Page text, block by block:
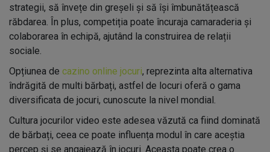
strategii, să învețe din greșeli și să își îmbunătățească
răbdarea. În plus, competiția poate încuraja camaraderia și
colaborarea în echipă, ajutând la construirea de relații
sociale.
Opțiunea de cazino online jocuri, reprezinta alta alternativa
îndrăgită de multi bărbați, astfel de locuri oferă o gama
diversificata de jocuri, cunoscute la nivel mondial.
Cultura jocurilor video este adesea văzută ca fiind dominată
de bărbați, ceea ce poate influența modul în care aceștia
percep și se angajează în jocuri. Aceasta poate crea o